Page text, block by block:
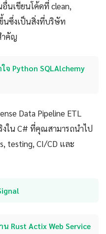
นเขียนโค้ดที่ clean,
นซึ่งเป็นสิ่งที่บริษัท
ำคัญ
จ Python SQLAlchemy
Data Pipeline ETL
งใน C# ที่คุณสามารถนำไป
testing, CI/CD และ
Rust Actix Web Service